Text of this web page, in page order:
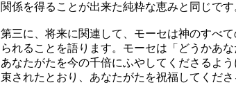
関係を得ることが出来た純粋な恵みと同じです
第三に、将来に関連して、モーセは神のすべ
られることを語ります。モーセは「どうかあな
あなたがたを今の千倍にふやしてくださるよ
束されたとおり、あなたがたを祝福してくだ